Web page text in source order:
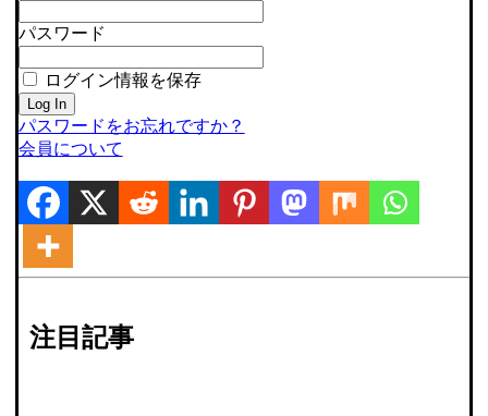
パスワード
ログイン情報を保存
パスワードをお忘れですか？
会員について
注目記事